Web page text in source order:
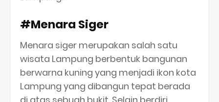
#Menara Siger
Menara siger merupakan salah satu
wisata Lampung berbentuk bangunan
berwarna kuning yang menjadi ikon kota
Lampung yang dibangun tepat berada